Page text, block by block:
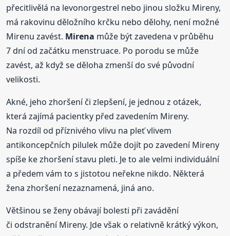
přecitlivělá na levonorgestrel nebo jinou složku Mireny,
má rakovinu děložního krčku nebo dělohy, není možné
Mirenu zavést. Mirena může být zavedena v průběhu
7 dní od začátku menstruace. Po porodu se může
zavést, až když se děloha zmenší do své původní
velikosti.
Akné, jeho zhoršení či zlepšení, je jednou z otázek,
která zajímá pacientky před zavedením Mireny.
Na rozdíl od příznivého vlivu na pleť vlivem
antikoncepčních pilulek může dojít po zavedení Mireny
spíše ke zhoršení stavu pleti. Je to ale velmi individuální
a předem vám to s jistotou neřekne nikdo. Některá
žena zhoršení nezaznamená, jiná ano.
Většinou se ženy obávají bolesti při zavádění
či odstranění Mireny. Jde však o relativně krátký výkon,